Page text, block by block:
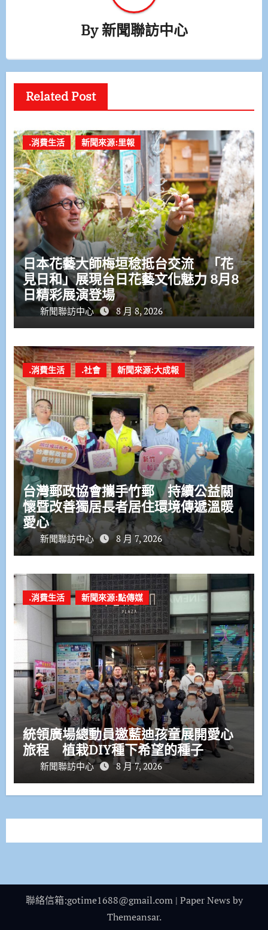
By新聞聯訪中心
Related Post
.消費生活 新聞來源:里報
日本花藝大師梅垣稔抵台交流 「花
見日和」展現台日花藝文化魅力 8月8
日精彩展演登場
新聞聯訪中心 8 月 8, 2026
.消費生活 .社會 新聞來源:大成報
台灣郵政協會攜手竹郵 持續公益關
懷暨改善獨居長者居住環境傳遞溫暖
愛心
新聞聯訪中心 8 月 7, 2026
.消費生活 新聞來源:點傳媒
統領廣場總動員邀藍迪孩童展開愛心
旅程 植栽DIY種下希望的種子
新聞聯訪中心 8 月 7, 2026
聯絡信箱:gotime1688@gmail.com | Paper News by
Themeansar.